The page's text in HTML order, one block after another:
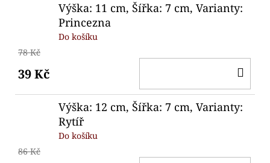
Výška: 11 cm, Šířka: 7 cm, Varianty:
Princezna
Do košíku
78 Kč
39 Kč
Výška: 12 cm, Šířka: 7 cm, Varianty:
Rytíř
Do košíku
86 Kč